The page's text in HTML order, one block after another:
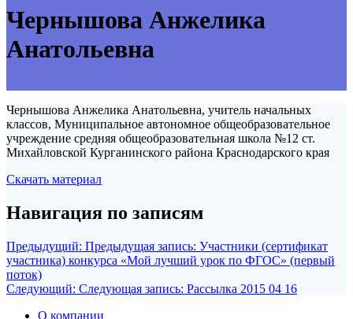
Чернышова Анжелика
Анатольевна
Чернышова Анжелика Анатольевна, учитель начальных
классов, Муниципальное автономное общеобразовательное
учреждение средняя общеобразовательная школа №12 ст.
Михайловской Курганинского района Краснодарского края
Скачать материал
Навигация по записям
Предыдущий: Предыдущая запись: Участники (сертификат
участника) конкурса «Мой лучший урок по ФГОС» (первый
поток)
Следующий: Следующая запись: Рассылка 2015 04 16
О компании